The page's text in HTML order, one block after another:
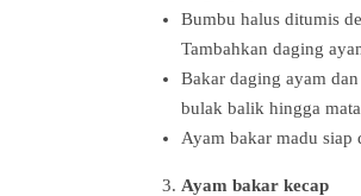
Bumbu halus ditumis
Tambahkan daging
Bakar daging ayam
bulak balik hingga
Ayam bakar madu siap
Ayam bakar kecap